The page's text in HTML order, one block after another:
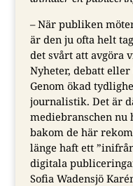
– När publiken
är den ju ofta helt
det svårt att avgöra
Nyheter, debatt
Genom ökad
journalistik. Det är
mediebranschen nu
bakom de här
länge haft ett
digitala
Sofia Wadensjö